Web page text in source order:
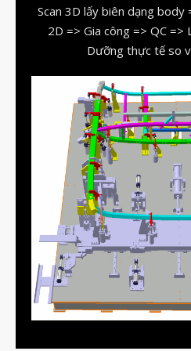
Scan 3D lấy biên dạng
2D => Gia công => QC
Dưỡng thực tế so